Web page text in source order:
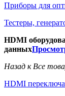
Приборы для
Тестеры,
HDMI
данных
Назад к Все
HDMI